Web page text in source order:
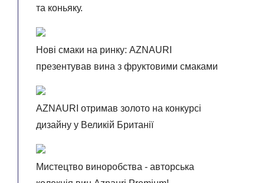
та коньяку.
Нові смаки на ринку: AZNAURI
презентував вина з фруктовими смаками
AZNAURI отримав золото на конкурсі
дизайну у Великій Британії
Мистецтво виноробства - авторська